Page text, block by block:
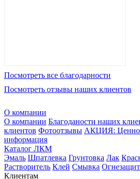
Посмотреть все благодарности
Посмотреть отзывы наших клиентов
О компании
О компании Благоданости наших
клиентов Фотоотзывы АКЦИЯ:
информация
Каталог ЛКМ
Эмаль Шпатлевка Грунтовка Лак
Растворитель Клей Смывка
Клиентам